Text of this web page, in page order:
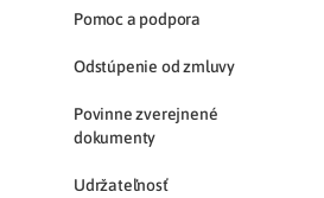
Pomoc a podpora
Odstúpenie od zmluvy
Povinne zverejnené
dokumenty
Udržateľnosť